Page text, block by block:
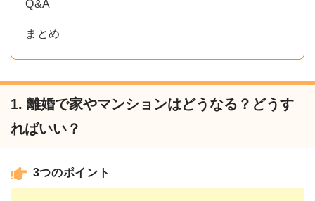
Q&A
まとめ
1. 離婚で家やマンションはどうなる？どうす
ればいい？
3つのポイント